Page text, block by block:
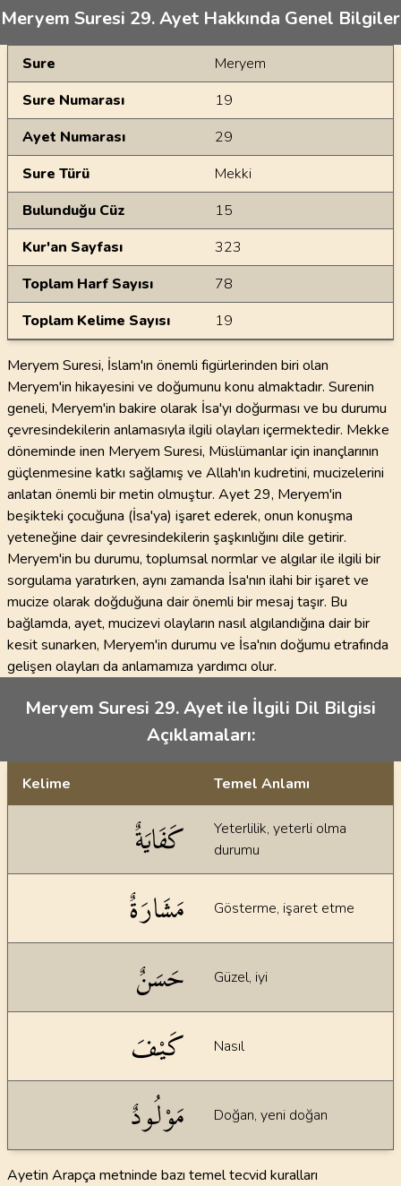
Meryem Suresi 29. Ayet Hakkında Genel Bilgiler
Genel Bilgiler
Sure
Meryem
Sure Numarası
19
Ayet Numarası
29
Sure Türü
Mekki
Bulunduğu Cüz
15
Kur'an Sayfası
323
Toplam Harf Sayısı
78
Toplam Kelime Sayısı
19
Meryem Suresi, İslam'ın önemli figürlerinden biri olan
Meryem'in hikayesini ve doğumunu konu almaktadır. Surenin
geneli, Meryem'in bakire olarak İsa'yı doğurması ve bu durumu
çevresindekilerin anlamasıyla ilgili olayları içermektedir. Mekke
döneminde inen Meryem Suresi, Müslümanlar için inançlarının
güçlenmesine katkı sağlamış ve Allah'ın kudretini, mucizelerini
anlatan önemli bir metin olmuştur. Ayet 29, Meryem'in
beşikteki çocuğuna (İsa'ya) işaret ederek, onun konuşma
yeteneğine dair çevresindekilerin şaşkınlığını dile getirir.
Meryem'in bu durumu, toplumsal normlar ve algılar ile ilgili bir
sorgulama yaratırken, aynı zamanda İsa'nın ilahi bir işaret ve
mucize olarak doğduğuna dair önemli bir mesaj taşır. Bu
bağlamda, ayet, mucizevi olayların nasıl algılandığına dair bir
kesit sunarken, Meryem'in durumu ve İsa'nın doğumu etrafında
gelişen olayları da anlamamıza yardımcı olur.
Meryem Suresi 29. Ayet ile İlgili Dil Bilgisi
Açıklamaları:
Kelime Temel Anlamı
كَفَايَةٌ
Yeterlilik, yeterli olma
durumu
مَشَارَةٌ Gösterme, işaret etme
حَسَنٌ Güzel, iyi
كَيْفَ Nasıl
مَوْلُودٌ Doğan, yeni doğan
Ayetin Arapça metninde bazı temel tecvid kuralları